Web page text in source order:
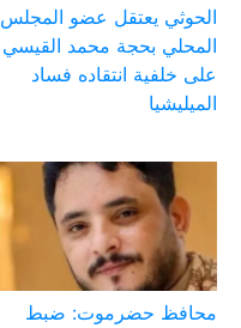
الحوثي يعتقل عضو المجلس
المحلي بحجة محمد القيسي
على خلفية انتقاده فساد
الميليشيا
محافظ حضرموت: ضبط